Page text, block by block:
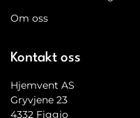
Om oss
Kontakt oss
Hjemvent AS
Gryvjene 23
4332 Figgjo